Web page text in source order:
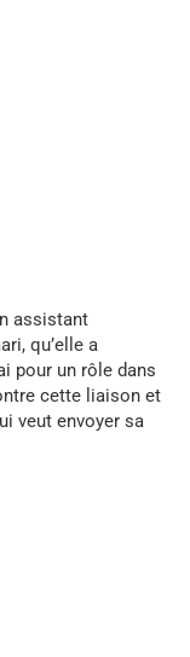
assistant
qu’elle a
pour un rôle dans
cette liaison et
veut envoyer sa